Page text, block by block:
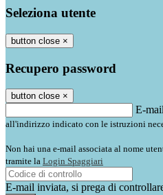
Seleziona utente
button close ×
Recupero password
button close ×
E-mail
all'indirizzo indicato con le istruzioni
Non hai una e-mail associata al nome
tramite la Login Spaggiari
E-mail inviata, si prega di